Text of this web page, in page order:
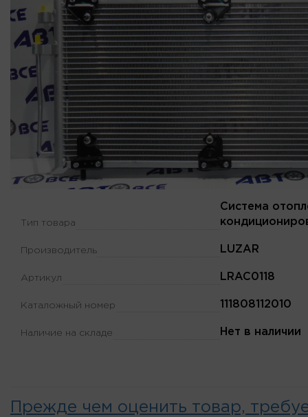
Тип товара
Система
Производитель LUZAR
Артикул LRAC0118
Каталожный номер 111808112010
Наличие на складе Нет в наличии
Прежде чем оценить товар,